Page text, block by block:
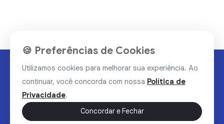
🍪 Preferências de Cookies
Utilizamos cookies para melhorar sua experiência. Ao
continuar, você concorda com nossa Política de
Privacidade.
Concordar e Fechar